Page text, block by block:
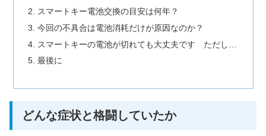
スマートキー電池交換の目安は何年？
今回の不具合は電池消耗だけが原因なのか？
スマートキーの電池が切れても大丈夫です ただし…
最後に
どんな症状と格闘していたか